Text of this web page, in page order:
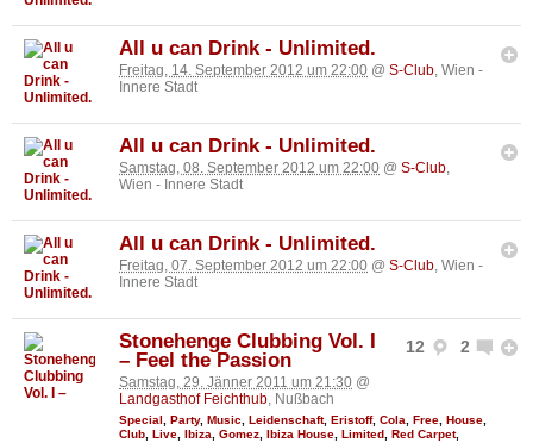
All u can Drink - Unlimited.
Freitag, 14. September 2012 um 22:00 @ S-Club, Wien -
Innere Stadt
All u can Drink - Unlimited.
Samstag, 08. September 2012 um 22:00 @ S-Club,
Wien - Innere Stadt
All u can Drink - Unlimited.
Freitag, 07. September 2012 um 22:00 @ S-Club, Wien -
Innere Stadt
12 2
Stonehenge Clubbing Vol. I
– Feel the Passion
Samstag, 29. Jänner 2011 um 21:30 @
Landgasthof Feichthub, Nußbach
Special , Party, Music, Leidenschaft, Eristoff, Cola, Free, House,
Club, Live, Ibiza, Gomez, Ibiza House, Limited, Red Carpet,